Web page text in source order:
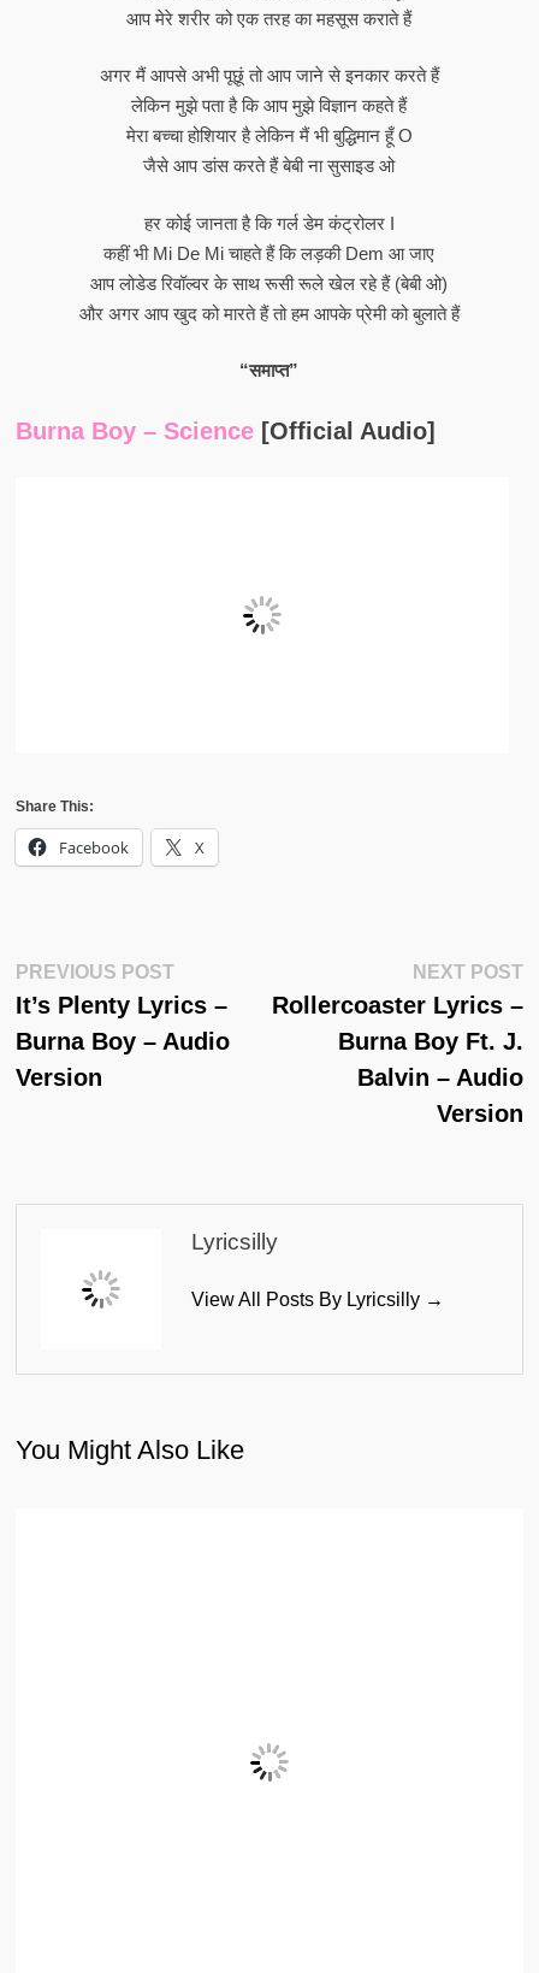
आप मेरे शरीर को एक तरह का महसूस कराते हैं
अगर मैं आपसे अभी पूछूं तो आप जाने से इनकार करते हैं
लेकिन मुझे पता है कि आप मुझे विज्ञान कहते हैं
मेरा बच्चा होशियार है लेकिन मैं भी बुद्धिमान हूँ O
जैसे आप डांस करते हैं बेबी ना सुसाइड ओ
हर कोई जानता है कि गर्ल डेम कंट्रोलर I
कहीं भी Mi De Mi चाहते हैं कि लड़की Dem आ जाए
आप लोडेड रिवॉल्वर के साथ रूसी रूले खेल रहे हैं (बेबी ओ)
और अगर आप खुद को मारते हैं तो हम आपके प्रेमी को बुलाते हैं
“समाप्त”
Burna Boy – Science[Official Audio]
Share This:
Facebook X
Post
Navigation
PREVIOUS POSTPrevious
Post:
It’s Plenty Lyrics –
Burna Boy – Audio
Version
NEXT POST
Rollercoaster Lyrics –
Burna Boy Ft. J.
Balvin – Audio
Version
Lyricsilly
View All Posts By Lyricsilly →
You Might Also Like